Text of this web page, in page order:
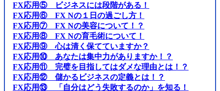
FX応用⑤ ビジネスには段階がある！
FX応用⑥ FX Nの１日の過ごし方！
FX応用⑦ FX Nの美容について！？
FX応用⑧ FX Nの育毛術について！
FX応用⑨ 心は清く保てていますか？
FX応用⑩ あなたは集中力がありますか！？
FX応用⑪ 完璧を目指してはダメな理由とは！？
FX応用⑫ 儲かるビジネスの定義とは！？
FX応用⑬ 「自分はどう失敗するのか」を知る！